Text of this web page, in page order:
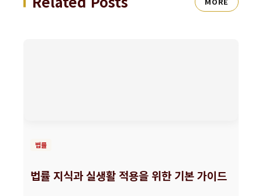
법률
법률 지식과 실생활 적용을 위한 기본 가이드